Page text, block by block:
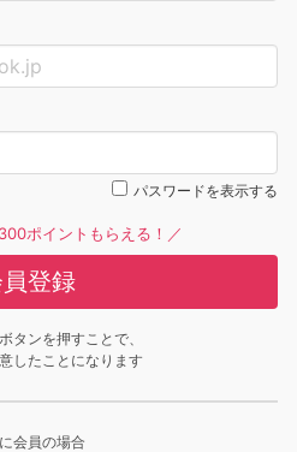
パスワードを表示する
ポイントもらえる！／
登録
タンを押すことで、
したことになります
会員の場合